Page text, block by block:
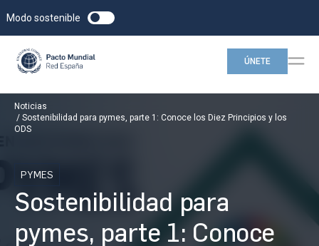
Modo sostenible
ÚNETE
Noticias
Sostenibilidad para pymes, parte 1: Conoce los Diez Principios y los
ODS
PYMES
Sostenibilidad para
pymes, parte 1: Conoce